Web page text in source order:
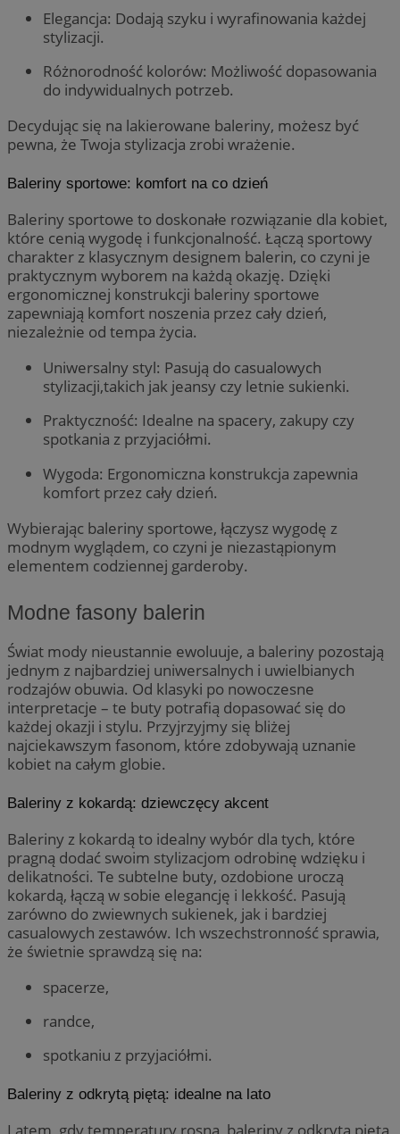
Elegancja: Dodają szyku i wyrafinowania każdej
stylizacji.
Różnorodność kolorów: Możliwość dopasowania
do indywidualnych potrzeb.
Decydując się na lakierowane baleriny, możesz być
pewna, że Twoja stylizacja zrobi wrażenie.
Baleriny sportowe: komfort na co dzień
Baleriny sportowe to doskonałe rozwiązanie dla kobiet,
które cenią wygodę i funkcjonalność. Łączą sportowy
charakter z klasycznym designem balerin, co czyni je
praktycznym wyborem na każdą okazję. Dzięki
ergonomicznej konstrukcji baleriny sportowe
zapewniają komfort noszenia przez cały dzień,
niezależnie od tempa życia.
Uniwersalny styl: Pasują do casualowych
stylizacji,takich jak jeansy czy letnie sukienki.
Praktyczność: Idealne na spacery, zakupy czy
spotkania z przyjaciółmi.
Wygoda: Ergonomiczna konstrukcja zapewnia
komfort przez cały dzień.
Wybierając baleriny sportowe, łączysz wygodę z
modnym wyglądem, co czyni je niezastąpionym
elementem codziennej garderoby.
Modne fasony balerin
Świat mody nieustannie ewoluuje, a baleriny pozostają
jednym z najbardziej uniwersalnych i uwielbianych
rodzajów obuwia. Od klasyki po nowoczesne
interpretacje – te buty potrafią dopasować się do
każdej okazji i stylu. Przyjrzyjmy się bliżej
najciekawszym fasonom, które zdobywają uznanie
kobiet na całym globie.
Baleriny z kokardą: dziewczęcy akcent
Baleriny z kokardą to idealny wybór dla tych, które
pragną dodać swoim stylizacjom odrobinę wdzięku i
delikatności. Te subtelne buty, ozdobione uroczą
kokardą, łączą w sobie elegancję i lekkość. Pasują
zarówno do zwiewnych sukienek, jak i bardziej
casualowych zestawów. Ich wszechstronność sprawia,
że świetnie sprawdzą się na:
spacerze,
randce,
spotkaniu z przyjaciółmi.
Baleriny z odkrytą piętą: idealne na lato